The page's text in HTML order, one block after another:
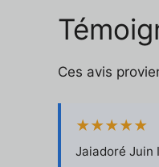
Ces avis
★★★★★
Jaiadoré Juin